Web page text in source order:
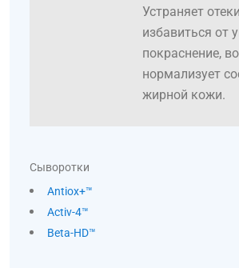
Устраняет
избавиться от
покраснение,
нормализует
жирной кожи.
Сыворотки
Antiox+™
Activ-4™
Beta-HD™